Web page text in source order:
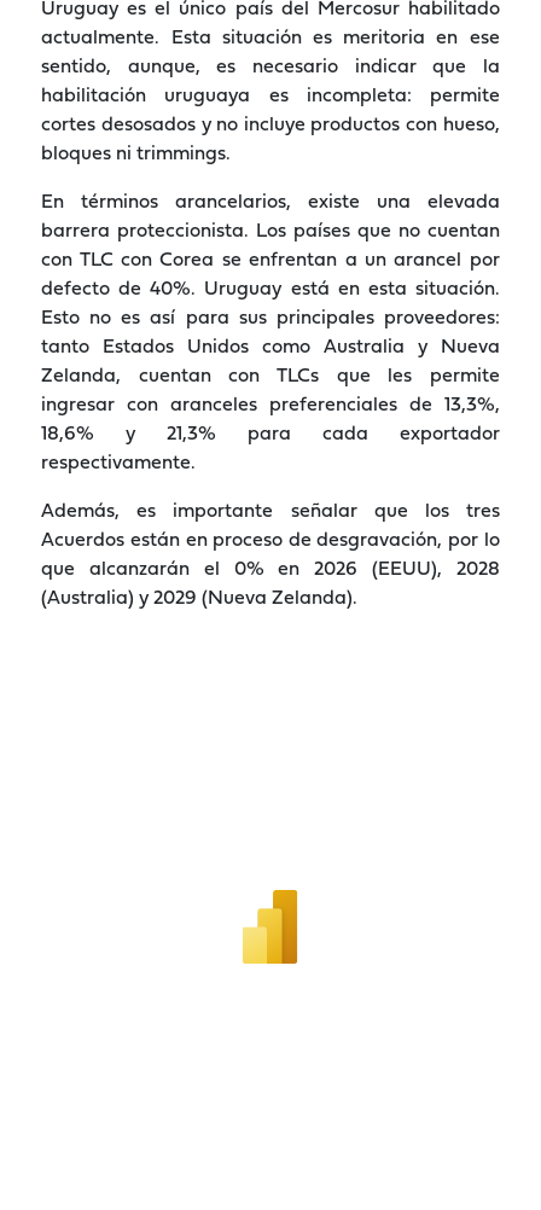
Uruguay es el único país del Mercosur habilitado
actualmente. Esta situación es meritoria en ese
sentido, aunque, es necesario indicar que la
habilitación uruguaya es incompleta: permite
cortes desosados y no incluye productos con hueso,
bloques ni trimmings.
En términos arancelarios, existe una elevada
barrera proteccionista. Los países que no cuentan
con TLC con Corea se enfrentan a un arancel por
defecto de 40%. Uruguay está en esta situación.
Esto no es así para sus principales proveedores:
tanto Estados Unidos como Australia y Nueva
Zelanda, cuentan con TLCs que les permite
ingresar con aranceles preferenciales de 13,3%,
18,6% y 21,3% para cada exportador
respectivamente.
Además, es importante señalar que los tres
Acuerdos están en proceso de desgravación, por lo
que alcanzarán el 0% en 2026 (EEUU), 2028
(Australia) y 2029 (Nueva Zelanda).